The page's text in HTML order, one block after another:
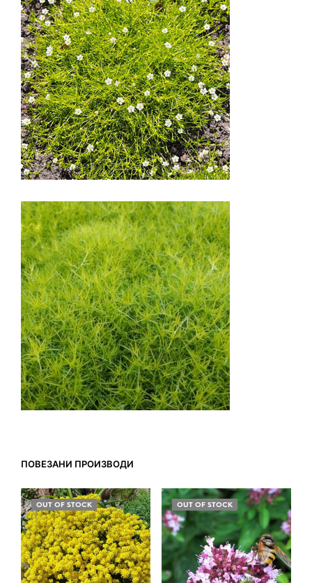
ПОВЕЗАНИ ПРОИЗВОДИ
OUT OF STOCK OUT OF STOCK